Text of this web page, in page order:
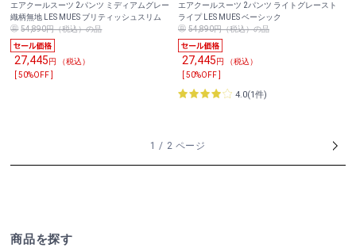
エアクールスーツ 2パンツ ミディアムグレー
織柄無地 LES MUES ブリティッシュスリム
54,890円（税込）の品
27,445円 （税込）
[ 50%OFF ]
エアクールスーツ 2パンツ ライトグレースト
ライプ LES MUES ベーシック
54,890円（税込）の品
27,445円 （税込）
[ 50%OFF ]
4.0(1件)
1 / 2 ページ
商品を探す